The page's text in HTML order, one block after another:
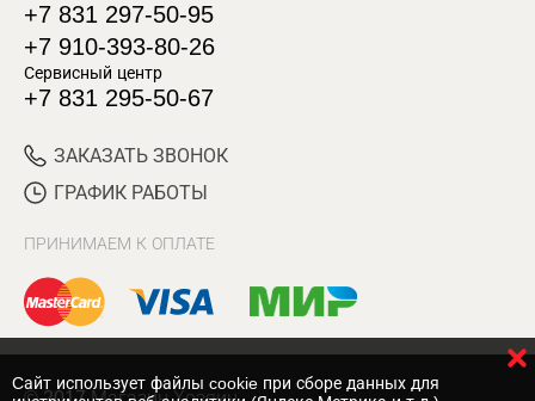
+7 831 297-50-95
+7 910-393-80-26
Сервисный центр
+7 831 295-50-67
ЗАКАЗАТЬ ЗВОНОК
ГРАФИК РАБОТЫ
ПРИНИМАЕМ К ОПЛАТЕ
Cайт использует файлы cookie при сборе данных для